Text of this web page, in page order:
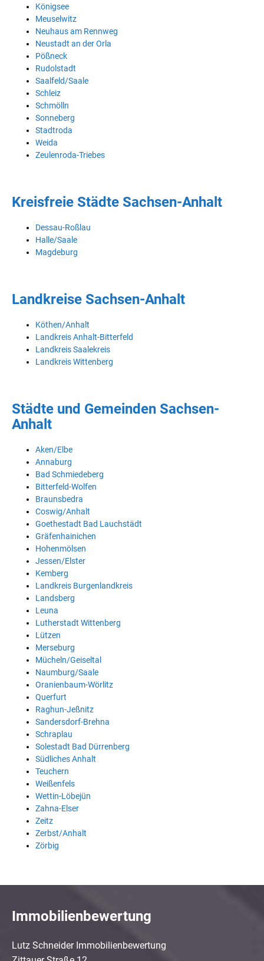
Königsee
Meuselwitz
Neuhaus am Rennweg
Neustadt an der Orla
Pößneck
Rudolstadt
Saalfeld/Saale
Schleiz
Schmölln
Sonneberg
Stadtroda
Weida
Zeulenroda-Triebes
Kreisfreie Städte Sachsen-Anhalt
Dessau-Roßlau
Halle/Saale
Magdeburg
Landkreise Sachsen-Anhalt
Köthen/Anhalt
Landkreis Anhalt-Bitterfeld
Landkreis Saalekreis
Landkreis Wittenberg
Städte und Gemeinden Sachsen-
Anhalt
Aken/Elbe
Annaburg
Bad Schmiedeberg
Bitterfeld-Wolfen
Braunsbedra
Coswig/Anhalt
Goethestadt Bad Lauchstädt
Gräfenhainichen
Hohenmölsen
Jessen/Elster
Kemberg
Landkreis Burgenlandkreis
Landsberg
Leuna
Lutherstadt Wittenberg
Lützen
Merseburg
Mücheln/Geiseltal
Naumburg/Saale
Oranienbaum-Wörlitz
Querfurt
Raghun-Jeßnitz
Sandersdorf-Brehna
Schraplau
Solestadt Bad Dürrenberg
Südliches Anhalt
Teuchern
Weißenfels
Wettin-Löbejün
Zahna-Elser
Zeitz
Zerbst/Anhalt
Zörbig
Immobilienbewertung
Lutz Schneider Immobilienbewertung